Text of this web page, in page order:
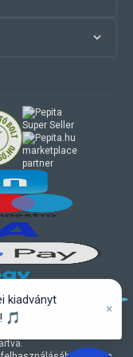
marketplace
partner
kiadványt
🎵
×